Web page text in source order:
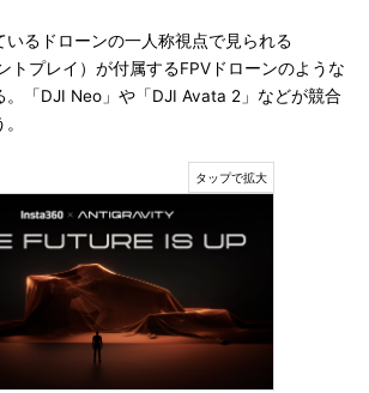
るドローンの一人称視点で見られる
トプレイ）が付属するFPVドローンのような
。「DJI Neo」や「DJI Avata 2」などが競合